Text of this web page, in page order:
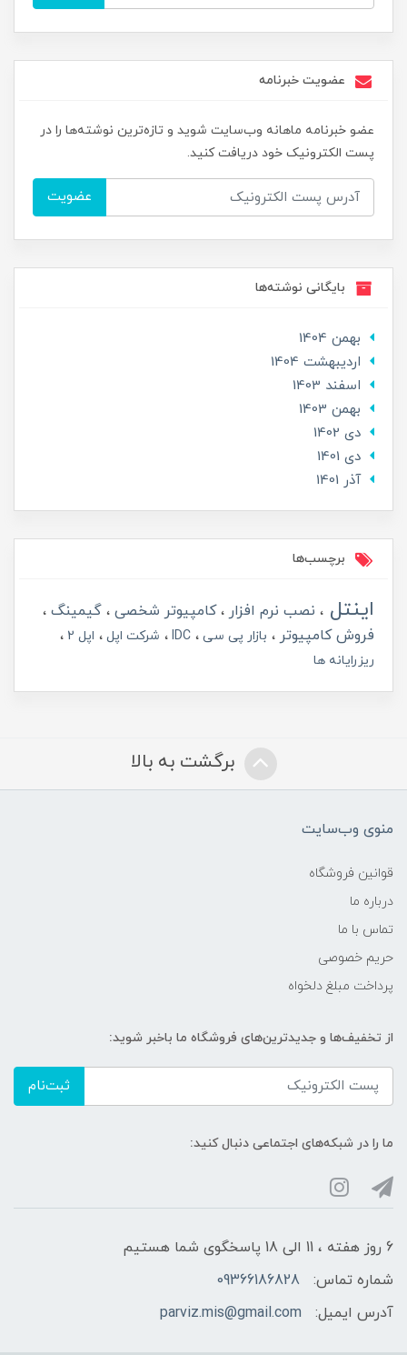
عضویت خبرنامه
عضو خبرنامه ماهانه وب‌سایت شوید و تازه‌ترین نوشته‌ها را در
پست الکترونیک خود دریافت کنید.
عضویت
بایگانی نوشته‌ها
بهمن 1404
ارديبهشت 1404
اسفند 1403
بهمن 1403
دی 1402
دی 1401
آذر 1401
برچسب‌ها
اینتل نصب نرم افزار کامپیوتر شخصی
گیمینگ
فروش کامپیوتر
بازار پی سی IDC شرکت اپل
اپل 2
ریزرایانه ها
برگشت به بالا
منوی وب‌سایت
قوانین فروشگاه
درباره ما
تماس با ما
حریم خصوصی
پرداخت مبلغ دلخواه
از تخفیف‌ها و جدیدترین‌های فروشگاه ما باخبر شوید:
ثبت‌نام
ما را در شبکه‌های اجتماعی دنبال کنید:
6 روز هفته ، 11 الی 18 پاسخگوی شما هستیم
شماره تماس:
09366186828
آدرس ایمیل:
parviz.mis@gmail.com